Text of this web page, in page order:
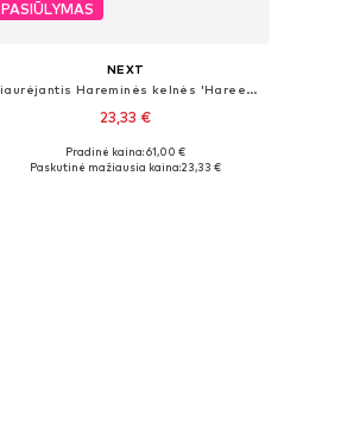
PASIŪLYMAS
NEXT
Siaurėjantis Hareminės kelnės 'Hareem'
23,33 €
Pradinė kaina: 61,00 €
Paskutinė mažiausia kaina:23,33 €